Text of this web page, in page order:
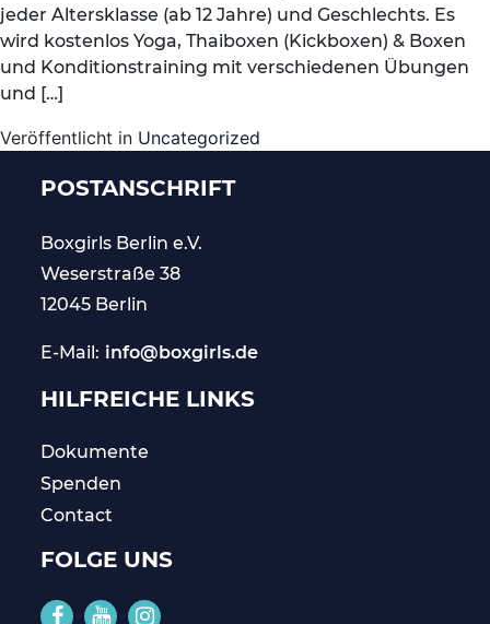
jeder Altersklasse (ab 12 Jahre) und Geschlechts. Es
wird kostenlos Yoga, Thaiboxen (Kickboxen) & Boxen
und Konditionstraining mit verschiedenen Übungen
und […]
Veröffentlicht in Uncategorized
POSTANSCHRIFT
Boxgirls Berline.V.
Weserstraße 38
12045 Berlin
E-Mail: info@boxgirls.de
HILFREICHE LINKS
Dokumente
Spenden
Contact
FOLGE UNS